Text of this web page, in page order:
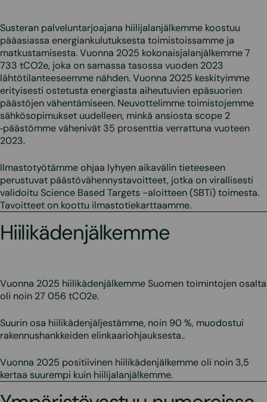
Susteran palveluntarjoajana hiilijalanjälkemme koostuu
pääasiassa energiankulutuksesta toimistoissamme ja
matkustamisesta. Vuonna 2025 kokonaisjalanjälkemme 7
733 tCO2e, joka on samassa tasossa vuoden 2023
lähtötilanteeseemme nähden. Vuonna 2025 keskityimme
erityisesti ostetusta energiasta aiheutuvien epäsuorien
päästöjen vähentämiseen. Neuvottelimme toimistojemme
sähkösopimukset uudelleen, minkä ansiosta scope 2
‑päästömme vähenivät 35 prosenttia verrattuna vuoteen
2023.
Ilmastotyötämme ohjaa lyhyen aikavälin tieteeseen
perustuvat päästövähennystavoitteet, jotka on virallisesti
validoitu Science Based Targets -aloitteen (SBTi) toimesta.
Tavoitteet on koottu ilmastotiekarttaamme.
Hiilikädenjälkemme
Vuonna 2025 hiilikädenjälkemme Suomen toimintojen osalta
oli noin 27 056 tCO2e.
Suurin osa hiilikädenjäljestämme, noin 90 %, muodostui
rakennushankkeiden elinkaariohjauksesta..
Vuonna 2025 positiivinen hiilikädenjälkemme oli noin 3,5
kertaa suurempi kuin hiilijalanjälkemme.